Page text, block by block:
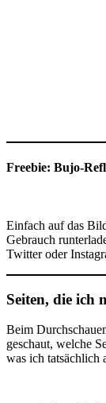
Freebie: Bujo-
Einfach auf das
Gebrauch
Twitter oder
Seiten, die ich
Beim
geschaut, welche
was ich tatsächlich